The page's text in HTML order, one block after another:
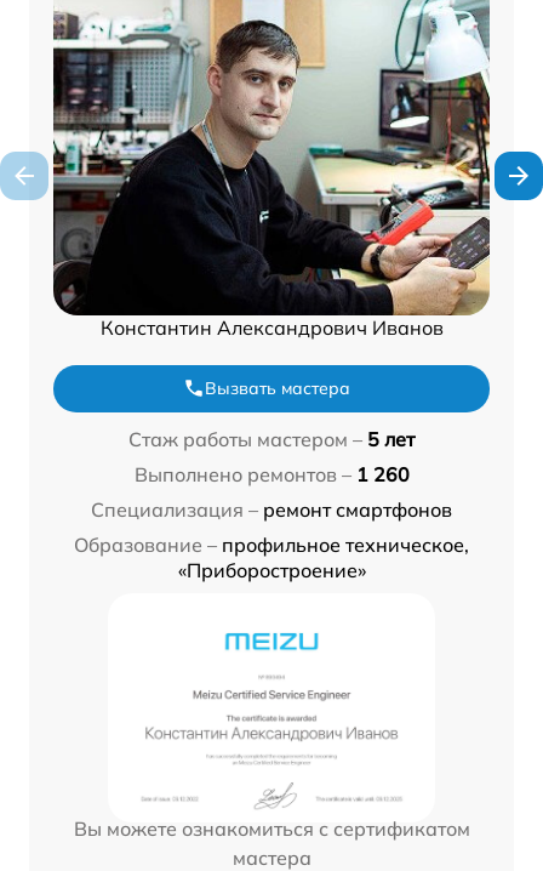
Константин Александрович Иванов
Вызвать мастера
Стаж работы мастером – 5 лет
Выполнено ремонтов – 1 260
Специализация – ремонт смартфонов
Образование – профильное техническое,
«Приборостроение»
Вы можете ознакомиться с сертификатом
мастера